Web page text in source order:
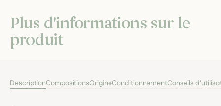
Plus d'informations sur le
produit
DescriptionCompositionsOrigineConditionnementConseils